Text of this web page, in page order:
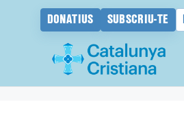
DONATIUS SUBSCRIU-TE